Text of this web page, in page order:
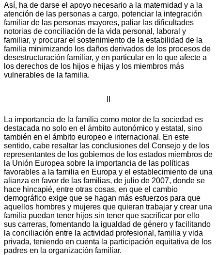
Así, ha de darse el apoyo necesario a la maternidad y a la
atención de las personas a cargo, potenciar la integración
familiar de las personas mayores, paliar las dificultades
notorias de conciliación de la vida personal, laboral y
familiar, y procurar el sostenimiento de la estabilidad de la
familia minimizando los daños derivados de los procesos de
desestructuración familiar, y en particular en lo que afecte a
los derechos de los hijos e hijas y los miembros más
vulnerables de la familia.
La importancia de la familia como motor de la sociedad es
destacada no solo en el ámbito autonómico y estatal, sino
también en el ámbito europeo e internacional. En este
sentido, cabe resaltar las conclusiones del Consejo y de los
representantes de los gobiernos de los estados miembros de
la Unión Europea sobre la importancia de las políticas
favorables a la familia en Europa y el establecimiento de una
alianza en favor de las familias, de julio de 2007, donde se
hace hincapié, entre otras cosas, en que el cambio
demográfico exige que se hagan más esfuerzos para que
aquellos hombres y mujeres que quieran trabajar y crear una
familia puedan tener hijos sin tener que sacrificar por ello
sus carreras, fomentando la igualdad de género y facilitando
la conciliación entre la actividad profesional, familia y vida
privada, teniendo en cuenta la participación equitativa de los
padres en la organización familiar.